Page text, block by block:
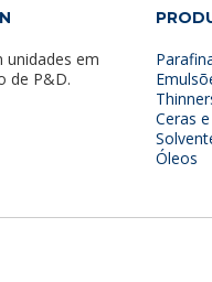
unidades em
de P&D.
Ceras
Óleos